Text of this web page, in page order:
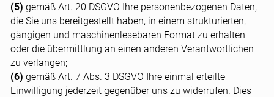
(5) gemäß Art. 20 DSGVO Ihre personenbezogenen Daten,
die Sie uns bereitgestellt haben, in einem strukturierten,
gängigen und maschinenlesebaren Format zu erhalten
oder die übermittlung an einen anderen Verantwortlichen
zu verlangen;
(6) gemäß Art. 7 Abs. 3 DSGVO Ihre einmal erteilte
Einwilligung jederzeit gegenüber uns zu widerrufen. Dies